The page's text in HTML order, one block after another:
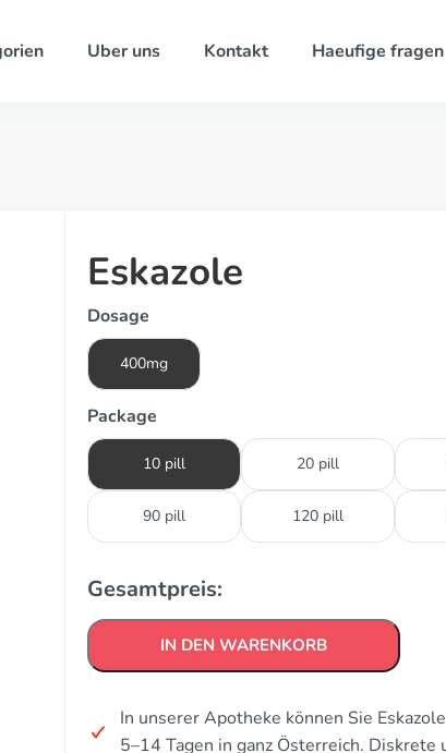
Uber uns Kontakt Haeufige fragen
Eskazole
Dosage
400mg
Package
10 pill 20 pill
90 pill 120 pill
Gesamtpreis:
IN DEN WARENKORB
In unserer Apotheke können Sie
5–14 Tagen in ganz Österreich. Diskrete